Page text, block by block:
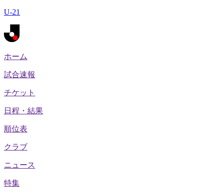
U-21
ホーム
試合速報
チケット
日程・結果
順位表
クラブ
ニュース
特集